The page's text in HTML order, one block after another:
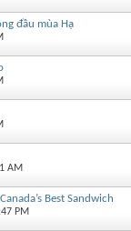
đầu mùa Hạ
AM
Best Sandwich
PM